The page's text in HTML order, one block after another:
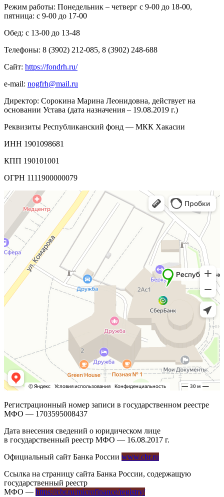
Режим работы: Понедельник – четверг с 9-00 до 18-00,
пятница: с 9-00 до 17-00
Обед: с 13-00 до 13-48
Телефоны: 8 (3902) 212-085, 8 (3902) 248-688
Сайт: https://fondrh.ru/
e-mail: nogfrh@mail.ru
Директор: Сорокина Марина Леонидовна, действует на
основании Устава (дата назначения – 19.08.2019 г.)
Реквизиты Республиканский фонд — МКК Хакасии
ИНН 1901098681
КПП 190101001
ОГРН 1111900000079
Регистрационный номер записи в государственном реестре
МФО — 1703595008437
Дата внесения сведений о юридическом лице
в государственный реестр МФО — 16.08.2017 г.
Официальный сайт Банка России www.cbr.ru
Ссылка на страницу сайта Банка России, содержащую
государственный реестр
МФО — https://cbr.ru/microfinance/registry/